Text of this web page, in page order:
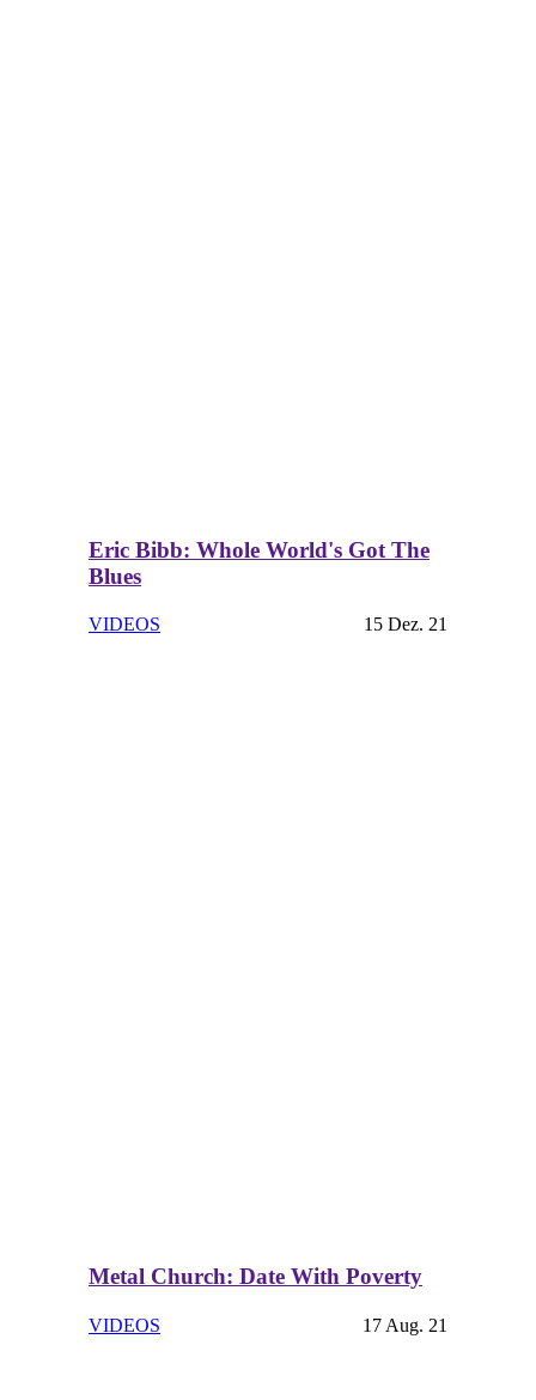
Eric Bibb: Whole World's Got The
Blues
VIDEOS 15 Dez. 21
Metal Church: Date With Poverty
VIDEOS 17 Aug. 21